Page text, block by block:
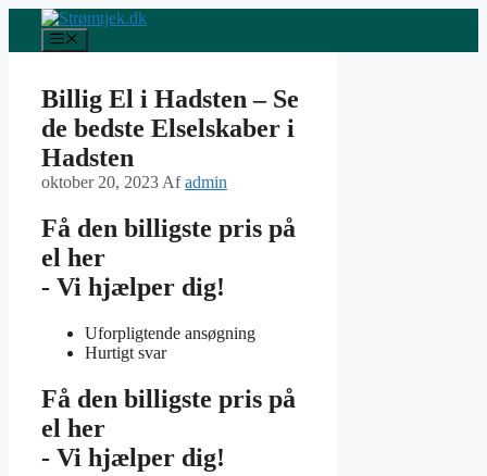
indhold
Billig El i Hadsten – Se
de bedste Elselskaber i
Hadsten
oktober 20, 2023 Afadmin
Få den billigste pris på
el her
- Vi hjælper dig!
Uforpligtende ansøgning
Hurtigt svar
Få den billigste pris på
el her
- Vi hjælper dig!